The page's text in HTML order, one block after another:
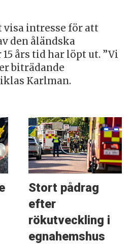
intresse för att
den åländska
års tid har löpt ut. ”Vi
biträdande
Karlman.
Stort pådrag
efter
rökutveckling i
egnahemshus